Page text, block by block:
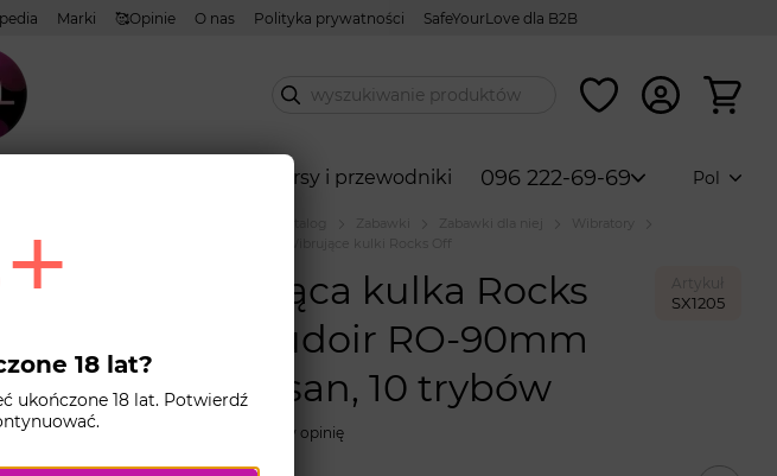
Marki 🥰Opinie O nas Polityka prywatności SafeYourLove dla B2B
Kursy i przewodniki 096 222-69-69 Pol
Wibratory
Wibrujące kulki Rocks Off
Wibrująca kulka Rocks
Off Boudoir RO-90mm
Courtesan, 10 trybów
Artykuł
SX1205
Zostaw opinię
18 lat?
ukończone 18 lat. Potwierdź